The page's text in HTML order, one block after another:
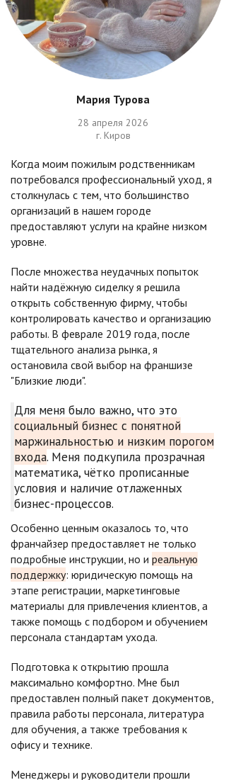
Мария Турова
28 апреля 2026
г. Киров
Когда моим пожилым родственникам
потребовался профессиональный уход, я
столкнулась с тем, что большинство
организаций в нашем городе
предоставляют услуги на крайне низком
уровне.
После множества неудачных попыток
найти надёжную сиделку я решила
открыть собственную фирму, чтобы
контролировать качество и организацию
работы. В феврале 2019 года, после
тщательного анализа рынка, я
остановила свой выбор на франшизе
"Близкие люди".
Для меня было важно, что это
социальный бизнес с понятной
маржинальностью и низким порогом
входа. Меня подкупила прозрачная
математика, чётко прописанные
условия и наличие отлаженных
бизнес-процессов.
Особенно ценным оказалось то, что
франчайзер предоставляет не только
подробные инструкции, но и реальную
поддержку: юридическую помощь на
этапе регистрации, маркетинговые
материалы для привлечения клиентов, а
также помощь с подбором и обучением
персонала стандартам ухода.
Подготовка к открытию прошла
максимально комфортно. Мне был
предоставлен полный пакет документов,
правила работы персонала, литература
для обучения, а также требования к
офису и технике.
Менеджеры и руководители прошли